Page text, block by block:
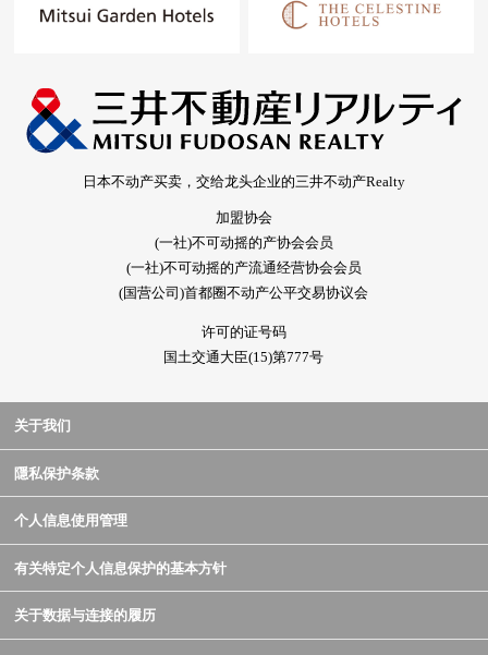
日本不动产买卖，交给龙头企业的三井不动产Realty
加盟协会
(一社)不可动摇的产协会会员
(一社)不可动摇的产流通经营协会会员
(国营公司)首都圈不动产公平交易协议会
许可的证号码
国土交通大臣(15)第777号
关于我们
隱私保护条款
个人信息使用管理
有关特定个人信息保护的基本方针
关于数据与连接的履历